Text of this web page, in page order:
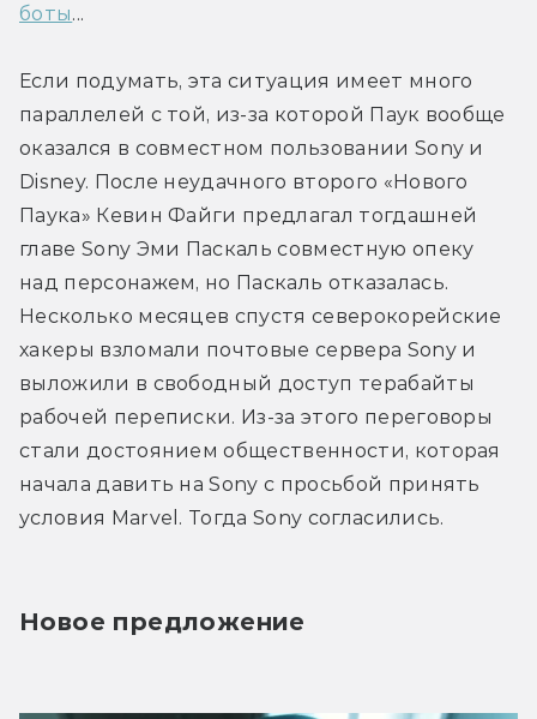
боты...
Если подумать, эта ситуация имеет много
параллелей с той, из-за которой Паук вообще
оказался в совместном пользовании Sony и
Disney. После неудачного второго «Нового
Паука» Кевин Файги предлагал тогдашней
главе Sony Эми Паскаль совместную опеку
над персонажем, но Паскаль отказалась.
Несколько месяцев спустя северокорейские
хакеры взломали почтовые сервера Sony и
выложили в свободный доступ терабайты
рабочей переписки. Из-за этого переговоры
стали достоянием общественности, которая
начала давить на Sony с просьбой принять
условия Marvel. Тогда Sony согласились.
Новое предложение